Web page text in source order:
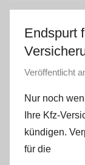
Endspurt
Veröffentlicht
Nur noch
Ihre Kfz-
kündigen.
für die